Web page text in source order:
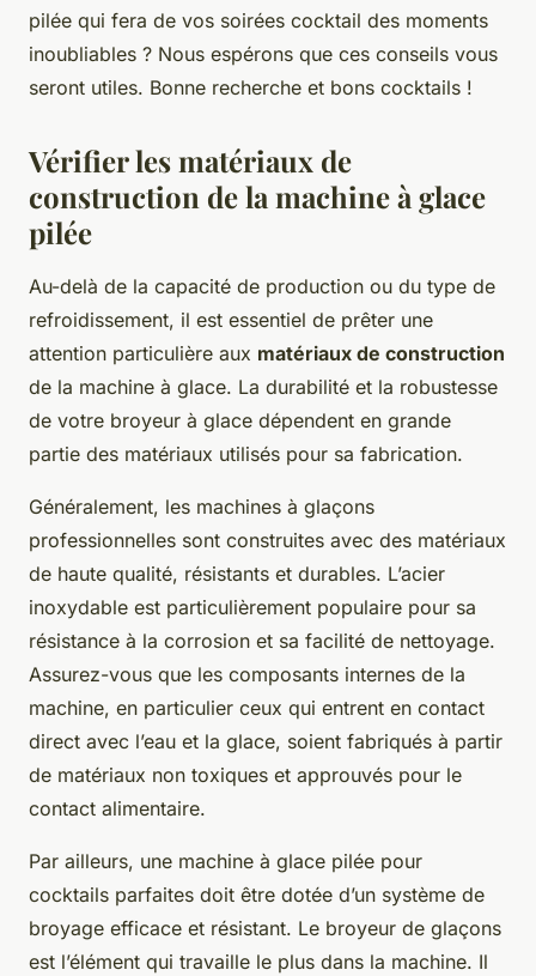
pilée qui fera de vos soirées cocktail des moments
inoubliables ? Nous espérons que ces conseils vous
seront utiles. Bonne recherche et bons cocktails !
Vérifier les matériaux de
construction de la machine à glace
pilée
Au-delà de la capacité de production ou du type de
refroidissement, il est essentiel de prêter une
attention particulière aux matériaux de construction
de la machine à glace. La durabilité et la robustesse
de votre broyeur à glace dépendent en grande
partie des matériaux utilisés pour sa fabrication.
Généralement, les machines à glaçons
professionnelles sont construites avec des matériaux
de haute qualité, résistants et durables. L’acier
inoxydable est particulièrement populaire pour sa
résistance à la corrosion et sa facilité de nettoyage.
Assurez-vous que les composants internes de la
machine, en particulier ceux qui entrent en contact
direct avec l’eau et la glace, soient fabriqués à partir
de matériaux non toxiques et approuvés pour le
contact alimentaire.
Par ailleurs, une machine à glace pilée pour
cocktails parfaites doit être dotée d’un système de
broyage efficace et résistant. Le broyeur de glaçons
est l’élément qui travaille le plus dans la machine. Il